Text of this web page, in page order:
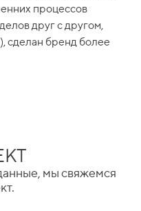
процессов
друг с другом,
сделан бренд более
мы свяжемся